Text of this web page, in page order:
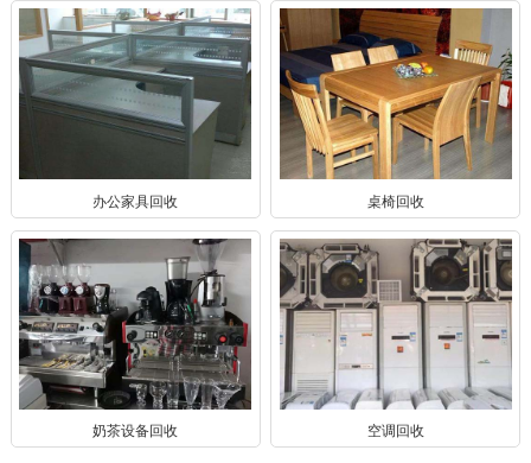
办公家具回收 桌椅回收
奶茶设备回收 空调回收